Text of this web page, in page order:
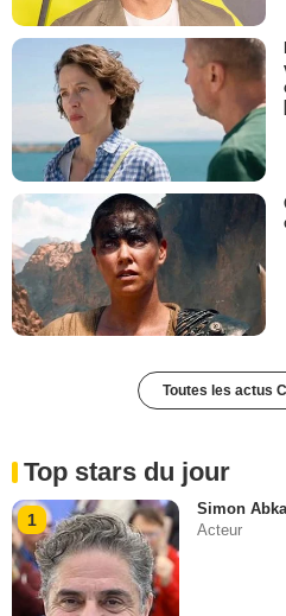
Toutes les actus
Top stars du jour
1
Simon
Acteur